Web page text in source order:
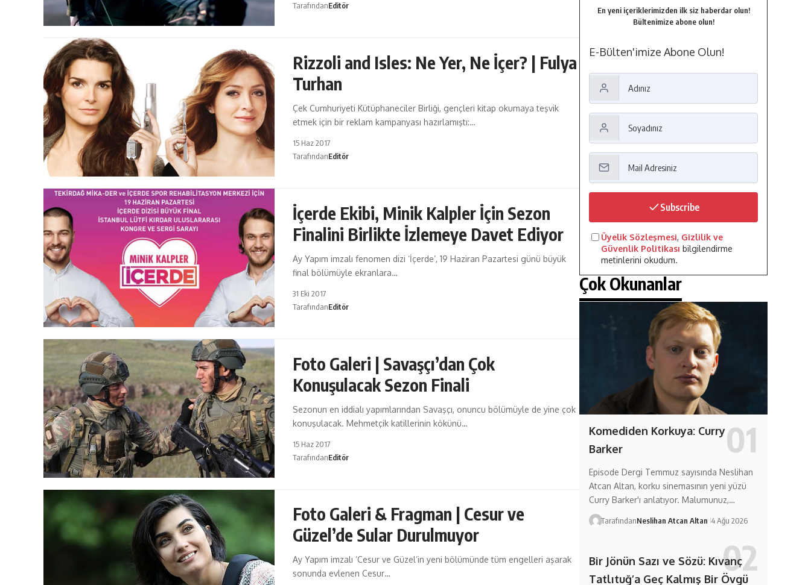
TarafındanEditör
Rizzoli and Isles: Ne Yer, Ne İçer? | Fulya
Turhan
Çek Cumhuriyeti Kütüphaneciler Birliği, gençleri kitap okumaya teşvik
etmek için bir reklam kampanyası hazırlamıştı:…
15 Haz 2017
TarafındanEditör
İçerde Ekibi, Minik Kalpler İçin Sezon
Finalini Birlikte İzlemeye Davet Ediyor
Ay Yapım imzalı fenomen dizi ‘İçerde’, 19 Haziran Pazartesi günü büyük
final bölümüyle ekranlara…
31 Eki 2017
TarafındanEditör
Foto Galeri | Savaşçı’dan Çok
Konuşulacak Sezon Finali
Sezonun en iddialı yapımlarından Savaşçı, onuncu bölümüyle de yine çok
konuşulacak. Mehmetçik katillerinin kökünü…
15 Haz 2017
TarafındanEditör
Foto Galeri & Fragman | Cesur ve
Güzel’de Sular Durulmuyor
Ay Yapım imzalı ‘Cesur ve Güzel’in yeni bölümünde tüm engelleri aşarak
sonunda evlenen Cesur…
En yeni içeriklerimizden ilk siz haberdar olun!
Bültenimize abone olun!
E-Bülten'imize Abone Olun!
Subscribe
Üyelik Sözleşmesi, Gizlilik ve
Güvenlik Politikası bilgilendirme
metinlerini okudum.
Çok Okunanlar
Komediden Korkuya: Curry
Barker
Episode Dergi Temmuz sayısında Neslihan
Atcan Altan, korku sinemasının yeni yüzü
Curry Barker'ı anlatıyor. Malumunuz,…
TarafındanNeslihan Atcan Altan 4 Ağu 2026
Bir Jönün Sazı ve Sözü: Kıvanç
Tatlıtuğ’a Geç Kalmış Bir Övgü